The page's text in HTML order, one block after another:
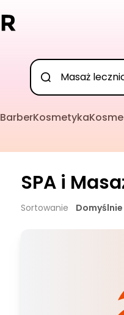
BarberKosmetyka
SPA i
Sortowanie Domyślnie